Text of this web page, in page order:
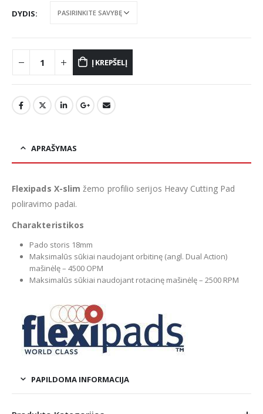
DYDIS
Į KREPŠELĮ
APRAŠYMAS
Flexipads X-slim žemo profilio serijos Heavy Cutting Pad
poliravimo padai.
Charakteristikos
Pado storis 18mm
Maksimalūs sūkiai naudojant orbitinę (angl. Dual Action)
mašinėlę – 4500 OPM
Maksimalūs sūkiai naudojant rotacinę mašinėlę – 2500 RPM
PAPILDOMA INFORMACIJA